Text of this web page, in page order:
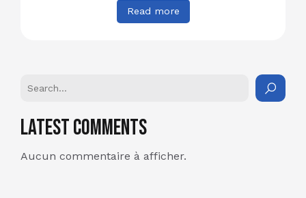
Latest Comments
Aucun commentaire à afficher.
Read more